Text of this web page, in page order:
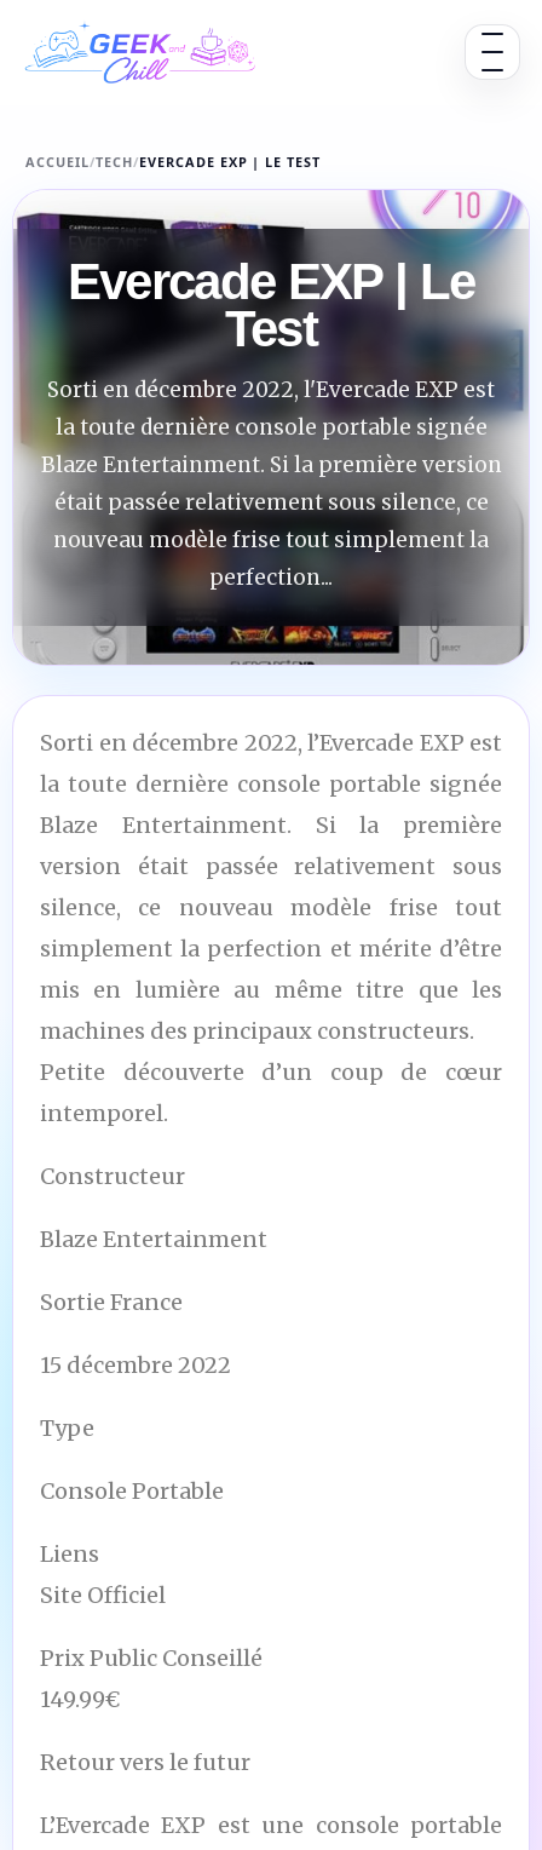
Ouvrir
ACCUEIL/TECH/EVERCADE EXP | LE TEST
Evercade EXP | Le
Test
Sorti en décembre 2022, l'Evercade EXP est
la toute dernière console portable signée
Blaze Entertainment. Si la première version
était passée relativement sous silence, ce
nouveau modèle frise tout simplement la
perfection...
Sorti en décembre 2022, l’Evercade EXP est
la toute dernière console portable signée
Blaze Entertainment. Si la première
version était passée relativement sous
silence, ce nouveau modèle frise tout
simplement la perfection et mérite d’être
mis en lumière au même titre que les
machines des principaux constructeurs.
Petite découverte d’un coup de cœur
intemporel.
Constructeur
Blaze Entertainment
Sortie France
15 décembre 2022
Type
Console Portable
Liens
Site Officiel
Prix Public Conseillé
149.99€
Retour vers le futur
L’Evercade EXP est une console portable